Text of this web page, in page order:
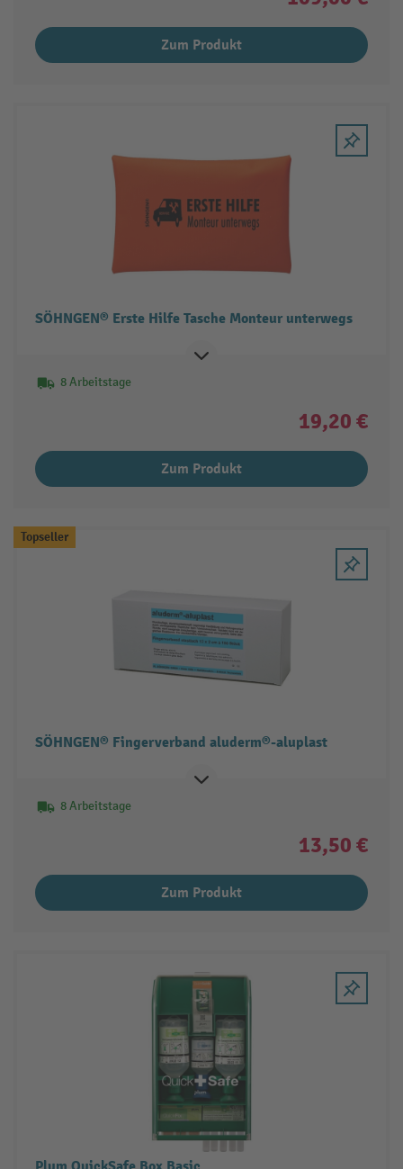
Zum Produkt
SÖHNGEN® Erste Hilfe Tasche Monteur unterwegs
8 Arbeitstage
19,20 €
Zum Produkt
Topseller
SÖHNGEN® Fingerverband aluderm®-aluplast
8 Arbeitstage
13,50 €
Zum Produkt